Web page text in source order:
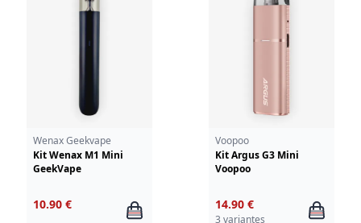
Wenax Geekvape
Kit Wenax M1 Mini
GeekVape
10.90 €
Voopoo
Kit Argus G3 Mini
Voopoo
14.90 €
3 variantes